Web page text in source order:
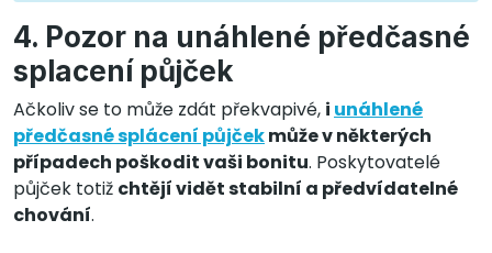
4. Pozor na unáhlené předčasné
splacení půjček
Ačkoliv se to může zdát překvapivé, i unáhlené
předčasné splácení půjčekmůže v některých
případech poškodit vaši bonitu. Poskytovatelé
půjček totiž chtějí vidět stabilní a předvídatelné
chování.